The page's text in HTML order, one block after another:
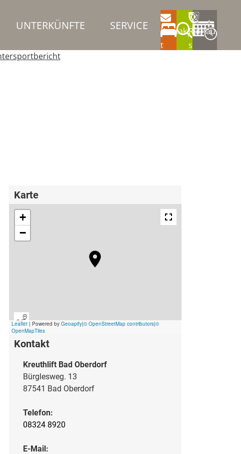
UNTERKÜNFTE SERVICE
Kontak
t
Rathau
s
Karte
Kontakt
Kreuthlift Bad Oberdorf
Bürglesweg. 13
87541 Bad Oberdorf
Telefon:
08324 8920
E-Mail: